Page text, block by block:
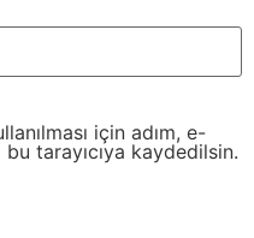
için adım, e-
tarayıcıya kaydedilsin.